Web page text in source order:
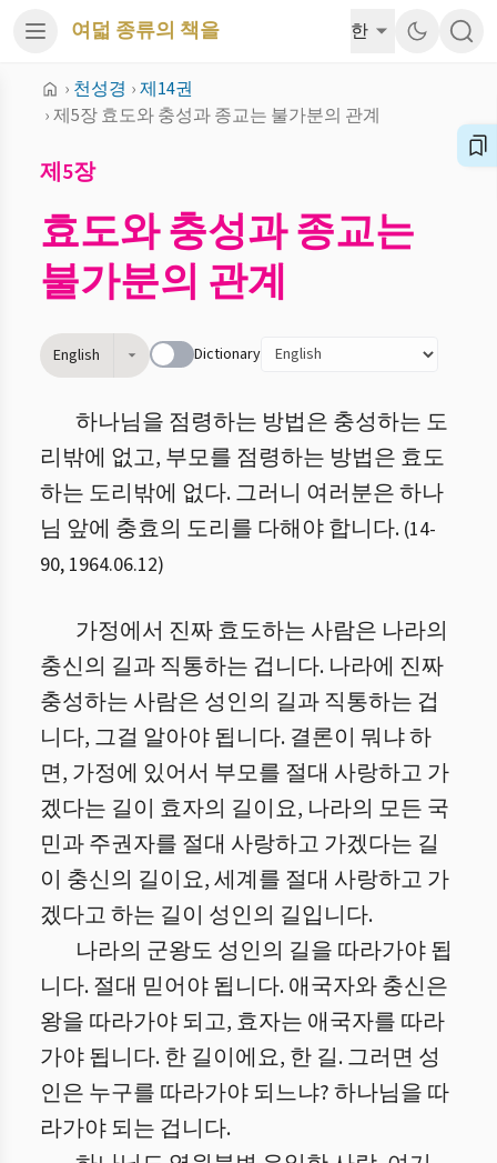
여덟 종류의 책을 한
› 천성경 ›제14권
›제5장 효도와 충성과 종교는 불가분의 관계
제5장
효도와 충성과 종교는
불가분의 관계
English Dictionary
하나님을 점령하는 방법은 충성하는 도
리밖에 없고, 부모를 점령하는 방법은 효도
하는 도리밖에 없다. 그러니 여러분은 하나
님 앞에 충효의 도리를 다해야 합니다. (14-
90, 1964.06.12)
가정에서 진짜 효도하는 사람은 나라의
충신의 길과 직통하는 겁니다. 나라에 진짜
충성하는 사람은 성인의 길과 직통하는 겁
니다, 그걸 알아야 됩니다. 결론이 뭐냐 하
면, 가정에 있어서 부모를 절대 사랑하고 가
겠다는 길이 효자의 길이요, 나라의 모든 국
민과 주권자를 절대 사랑하고 가겠다는 길
이 충신의 길이요, 세계를 절대 사랑하고 가
겠다고 하는 길이 성인의 길입니다.
나라의 군왕도 성인의 길을 따라가야 됩
니다. 절대 믿어야 됩니다. 애국자와 충신은
왕을 따라가야 되고, 효자는 애국자를 따라
가야 됩니다. 한 길이에요, 한 길. 그러면 성
인은 누구를 따라가야 되느냐? 하나님을 따
라가야 되는 겁니다.